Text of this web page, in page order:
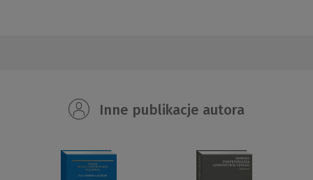
Inne publikacje autora